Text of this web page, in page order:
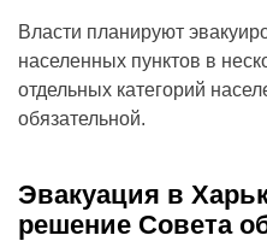
Власти планируют
населенных пунктов в
отдельных категорий
обязательной.
Эвакуация в
решение Совета